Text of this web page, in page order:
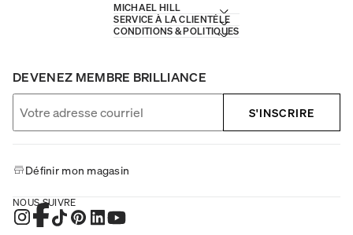
MICHAEL HILL
SERVICE À LA CLIENTÈLE
CONDITIONS & POLITIQUES
DEVENEZ MEMBRE BRILLIANCE
S'INSCRIRE
Définir mon magasin
NOUS SUIVRE